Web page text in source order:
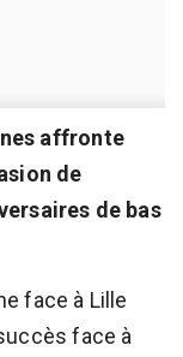
affronte
de
de bas
face à Lille
face à